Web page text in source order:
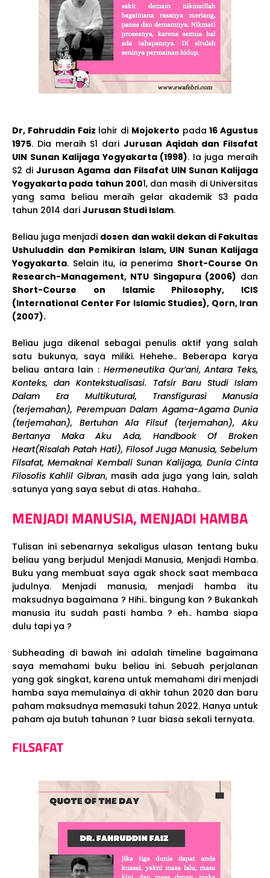
Dr, Fahruddin Faiz lahir di Mojokerto pada16 Agustus
1975. Dia meraih S1 dari Jurusan Aqidah dan Filsafat
UIN Sunan Kalijaga Yogyakarta (1998). Ia juga meraih
S2 diJurusan Agama dan Filsafat UIN Sunan Kalijaga
Yogyakarta pada tahun 2001, dan masih di Universitas
yang sama beliau meraih gelar akademik S3 pada
tahun 2014 dari Jurusan Studi Islam.
Beliau juga menjadi dosen dan wakil dekan di Fakultas
Ushuluddin dan Pemikiran Islam, UIN Sunan Kalijaga
Yogyakarta. Selain itu, ia penerima Short-Course On
Research-Management, NTU Singapura (2006) dan
Short-Course on Islamic Philosophy, ICIS
(International Center For Islamic Studies), Qorn, Iran
(2007).
Beliau juga dikenal sebagai penulis aktif yang salah
satu bukunya, saya miliki. Hehehe.. Beberapa karya
beliau antara lain : Hermeneutika Qur’ani, Antara Teks,
Konteks, dan Kontekstualisasi. Tafsir Baru Studi Islam
Dalam Era Multikutural, Transfigurasi Manusia
(terjemahan), Perempuan Dalam Agama-Agama Dunia
(terjemahan), Bertuhan Ala Filsuf (terjemahan), Aku
Bertanya Maka Aku Ada, Handbook Of Broken
Heart(Risalah Patah Hati), Filosof Juga Manusia, Sebelum
Filsafat, Memaknai Kembali Sunan Kalijaga, Dunia Cinta
Filosofis Kahlil Gibran, masih ada juga yang lain, salah
satunya yang saya sebut di atas. Hahaha..
MENJADI MANUSIA, MENJADI HAMBA
Tulisan ini sebenarnya sekaligus ulasan tentang buku
beliau yang berjudul Menjadi Manusia, Menjadi Hamba.
Buku yang membuat saya agak shock saat membaca
judulnya. Menjadi manusia, menjadi hamba itu
maksudnya bagaimana ? Hihi.. bingung kan ? Bukankah
manusia itu sudah pasti hamba ? eh.. hamba siapa
dulu tapi ya ?
Subheading di bawah ini adalah timeline bagaimana
saya memahami buku beliau ini. Sebuah perjalanan
yang gak singkat, karena untuk memahami diri menjadi
hamba saya memulainya di akhir tahun 2020 dan baru
paham maksudnya memasuki tahun 2022. Hanya untuk
paham aja butuh tahunan ? Luar biasa sekali ternyata.
FILSAFAT